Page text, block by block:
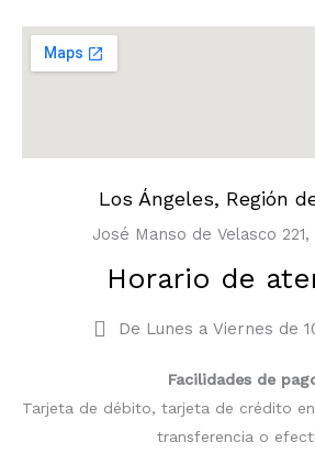
Los Ángeles, Región
José Manso de Velasco
Horario de
De Lunes a Viernes de
Facilidades de
Tarjeta de débito, tarjeta de crédito
transferencia o